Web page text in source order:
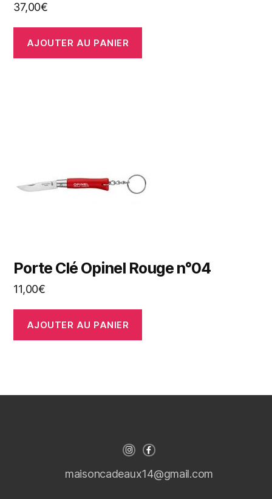
37,00€
AJOUTER AU PANIER
Porte Clé Opinel Rouge n°04
11,00€
AJOUTER AU PANIER
maisoncadeaux14@gmail.com